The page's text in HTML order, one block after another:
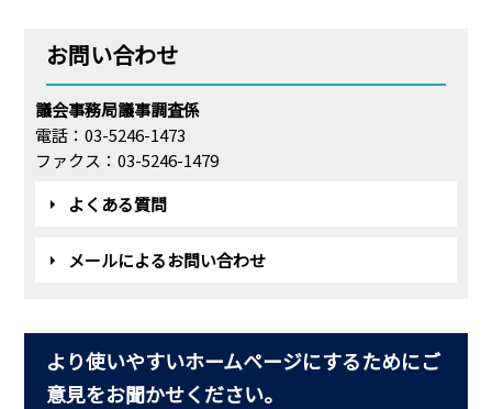
お問い合わせ
議会事務局議事調査係
電話：03-5246-1473
ファクス：03-5246-1479
よくある質問
メールによるお問い合わせ
より使いやすいホームページにするためにご
意見をお聞かせください。